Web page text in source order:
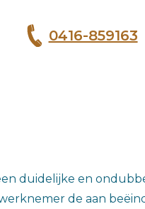
0416-859163
duidelijke en
de aan